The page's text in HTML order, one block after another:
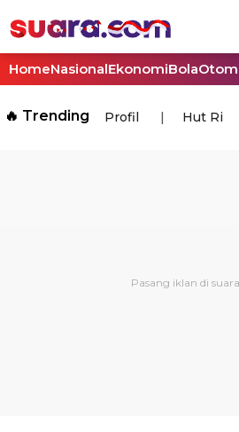
HomeNasionalEkonomiBola
🔥 Trending Profil Hut Ri